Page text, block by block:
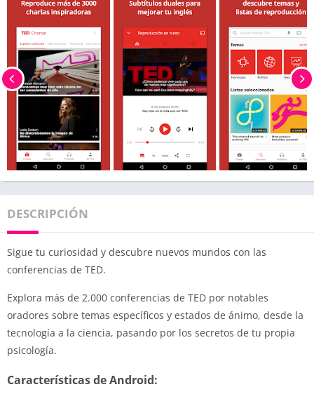
DESCRIPCIÓN
Sigue tu curiosidad y descubre nuevos mundos con las
conferencias de TED.
Explora más de 2.000 conferencias de TED por notables
oradores sobre temas específicos y estados de ánimo, desde la
tecnología a la ciencia, pasando por los secretos de tu propia
psicología.
Características de Android: